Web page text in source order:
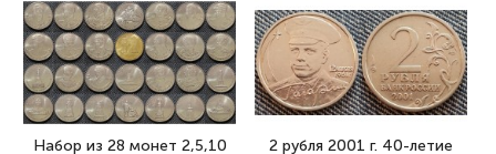
Набор из 28 монет 2,5,10
2 рубля 2001 г. 40-летие